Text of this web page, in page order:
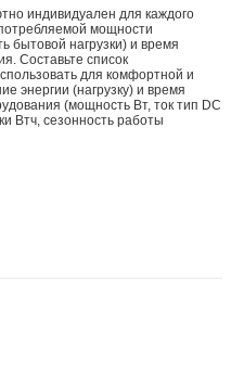
индивидуален для каждого
мощности
бытовой нагрузки) и время
Составьте список
для комфортной и
энергии (нагрузку) и время
(мощность Вт, ток тип DC
Втч, сезонность работы